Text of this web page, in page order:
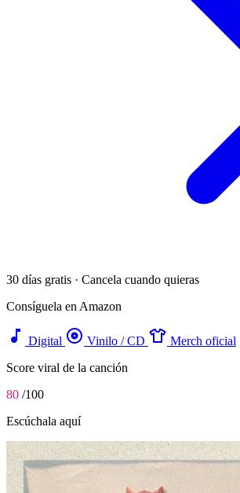
30 días gratis · Cancela cuando quieras
Consíguela en Amazon
music_note Digital album Vinilo / CD apparel Merch oficial
Score viral de la canción
80 /100
Escúchala aquí